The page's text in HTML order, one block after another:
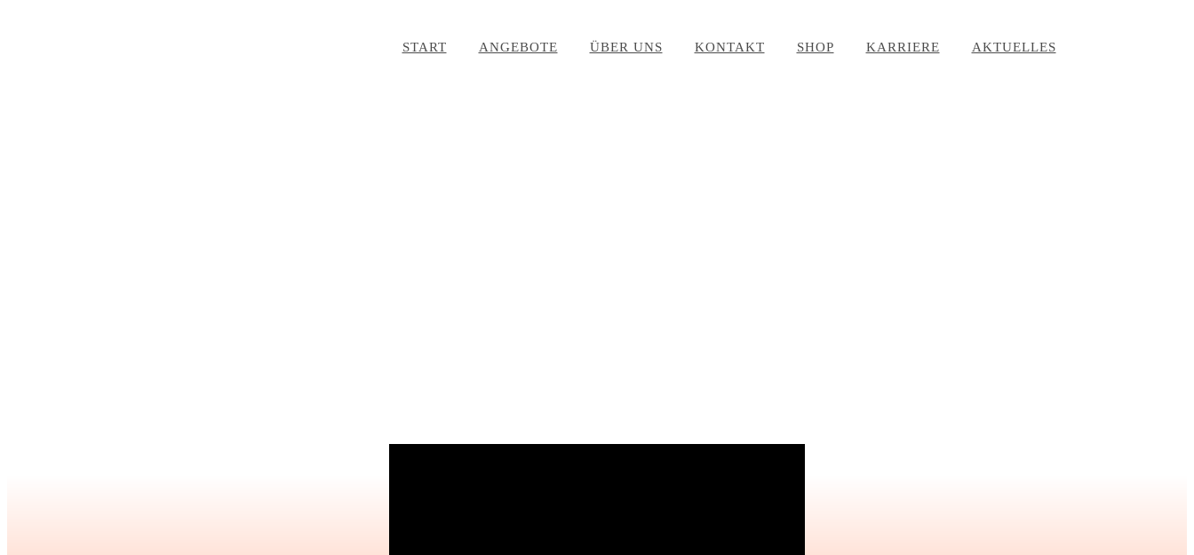
START ANGEBOTE ÜBER UNS KONTAKT SHOP KARRIERE AKTUELLES